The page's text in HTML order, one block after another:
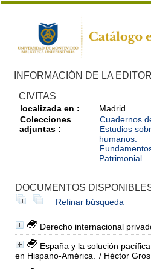
INFORMACIÓN DE LA
CIVITAS
localizada en :
Madrid
Colecciones
adjuntas :
Cuadernos
Estudios
humanos.
Patrimonial.
DOCUMENTOS
Refinar búsqueda
Derecho internacional
España y la solución
en Hispano-América.
/ Héctor